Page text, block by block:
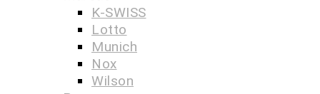
K-SWISS
Lotto
Munich
Nox
Wilson